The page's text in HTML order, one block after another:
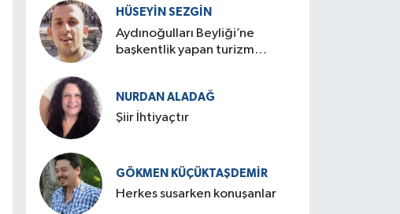
HÜSEYIN SEZGIN
Aydınoğulları Beyliği’ne
başkentlik yapan turizm
NURDAN ALADAĞ
Şiir İhtiyaçtır
GÖKMEN KÜÇÜKTAŞDEMIR
Herkes susarken konuşanlar